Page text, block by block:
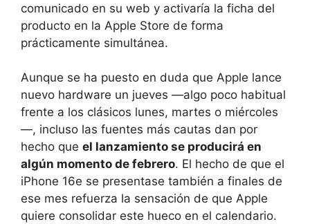
comunicado en su web y activaría la ficha del
producto en la Apple Store de forma
prácticamente simultánea.
Aunque se ha puesto en duda que Apple lance
nuevo hardware un jueves —algo poco habitual
frente a los clásicos lunes, martes o miércoles
—, incluso las fuentes más cautas dan por
hecho que el lanzamiento se producirá en
algún momento de febrero. El hecho de que el
iPhone 16e se presentase también a finales de
ese mes refuerza la sensación de que Apple
quiere consolidar este hueco en el calendario.